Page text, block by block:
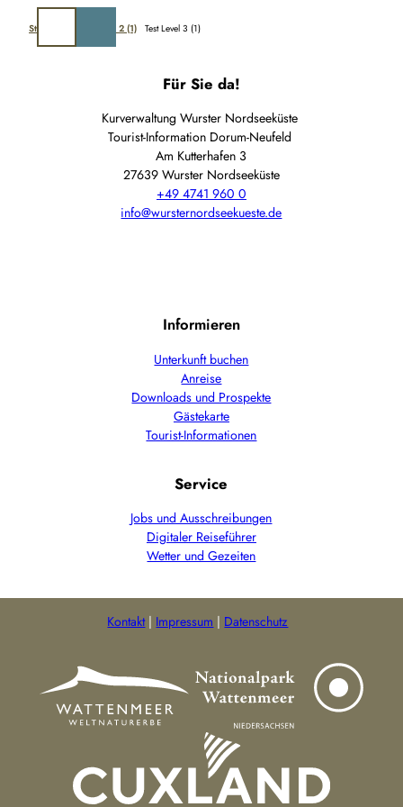
Suche
Startseite Tets Level 2 (1) Test Level 3 (1)
Für Sie da!
Kurverwaltung Wurster Nordseeküste
Tourist-Information Dorum-Neufeld
Am Kutterhafen 3
27639 Wurster Nordseeküste
+49 4741 960 0
info@wursternordseekueste.de
Informieren
Unterkunft buchen
Anreise
Downloads und Prospekte
Gästekarte
Tourist-Informationen
Service
Jobs und Ausschreibungen
Digitaler Reiseführer
Wetter und Gezeiten
Kontakt Impressum Datenschutz